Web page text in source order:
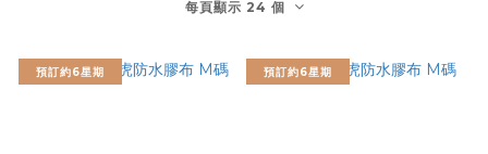
每頁顯示 24 個
預訂約6星期 預訂約6星期